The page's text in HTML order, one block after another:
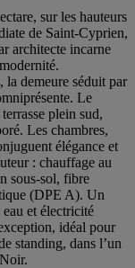
sur les hauteurs
de Saint-Cyprien,
architecte incarne
la demeure séduit par
Le
plein sud,
Les chambres,
élégance et
: chauffage au
sous-sol, fibre
(DPE A). Un
et électricité
idéal pour
standing, dans l’un